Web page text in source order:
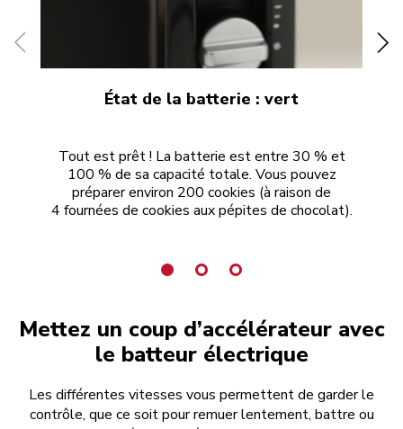
État de la batterie : vert
Tout est prêt ! La batterie est entre 30 % et
100 % de sa capacité totale. Vous pouvez
préparer environ 200 cookies (à raison de
4 fournées de cookies aux pépites de chocolat).
Mettez un coup d’accélérateur avec
le batteur électrique
Les différentes vitesses vous permettent de garder le
contrôle, que ce soit pour remuer lentement, battre ou